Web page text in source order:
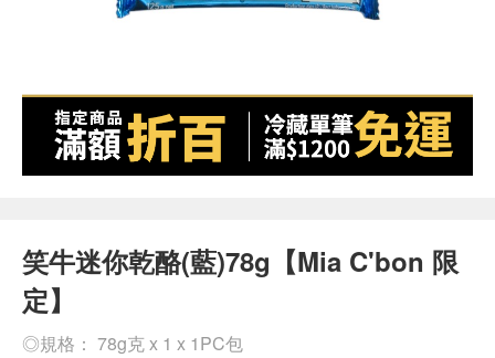
笑牛迷你乾酪(藍)78g【Mia C'bon 限
定】
◎規格： 78g克 x 1 x 1PC包